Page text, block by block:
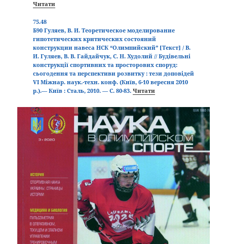
Читати
75.48
Б90 Гуляев, В. И. Теоретическое моделирование
гипотетических критических состояний
конструкции навеса НСК “Олимпийский” [Текст] / В.
И. Гуляев, В. В. Гайдайчук, С. Н. Худолий // Будівельні
конструкції спортивних та просторових споруд:
сьогодення та перспективи розвитку : тези доповідей
VI Міжнар. наук.-техн. конф. (Київ, 6-10 вересня 2010
р.).— Київ : Сталь, 2010. — С. 80-83. Читати